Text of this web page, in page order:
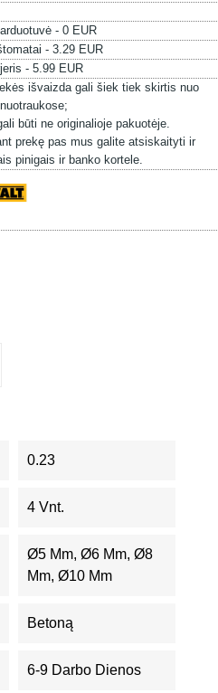
- 0 EUR
- 3.29 EUR
- 5.99 EUR
išvaizda gali šiek tiek skirtis nuo
būti ne originalioje pakuotėje.
prekę pas mus galite atsiskaityti ir
pinigais ir banko kortele.
0.23
4 Vnt.
Ø5 Mm, Ø6 Mm, Ø8
Mm, Ø10 Mm
Betoną
6-9 Darbo Dienos